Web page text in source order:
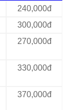
240,000đ
300,000đ
270,000đ
330,000đ
370,000đ